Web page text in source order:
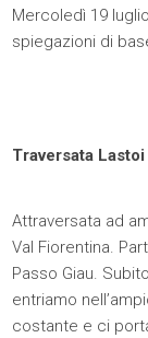
Mercoledì 19
spiegazioni di
Traversata
Attraversata ad
Val Fiorentina.
Passo Giau.
entriamo
costante e ci